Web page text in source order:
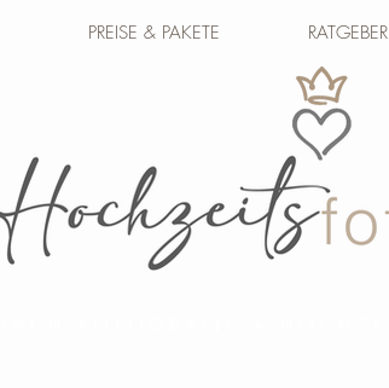
PREISE & PAKETE RATGEBER